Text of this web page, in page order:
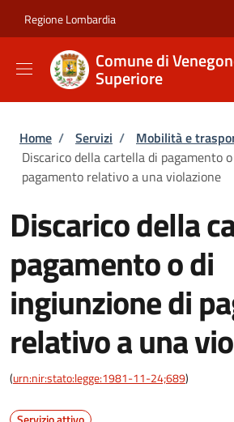
Regione Lombardia
Comune di
Superiore
Briciole di pane
Home / Servizi / Mobilità e
Discarico della cartella di pagamento
pagamento relativo a una violazione
Discarico della
pagamento o di
ingiunzione di
relativo a una
(urn:nir:stato:legge:1981-11-24;689)